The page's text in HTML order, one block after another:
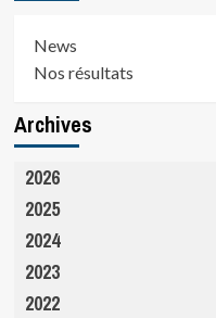
News
Nos résultats
Archives
2026
2025
2024
2023
2022